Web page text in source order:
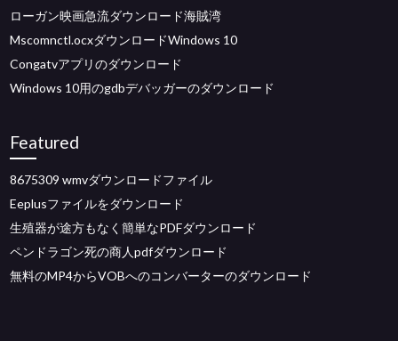
ローガン映画急流ダウンロード海賊湾
Mscomnctl.ocxダウンロードWindows 10
Congatvアプリのダウンロード
Windows 10用のgdbデバッガーのダウンロード
Featured
8675309 wmvダウンロードファイル
Eeplusファイルをダウンロード
生殖器が途方もなく簡単なPDFダウンロード
ペンドラゴン死の商人pdfダウンロード
無料のMP4からVOBへのコンバーターのダウンロード